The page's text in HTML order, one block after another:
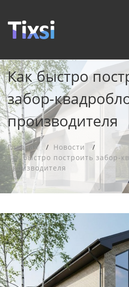
Как быстро
забор-
производителя
Главная
Новости
Как быстро построить забор-
производителя